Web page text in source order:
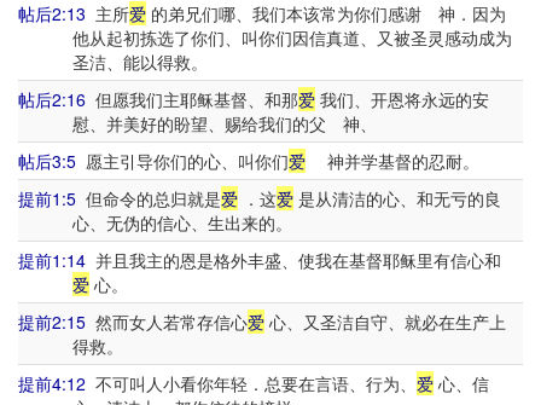
帖后2:13 主所爱 的弟兄们哪、我们本该常为你们感谢 神．因为
他从起初拣选了你们、叫你们因信真道、又被圣灵感动成为
圣洁、能以得救。
帖后2:16 但愿我们主耶稣基督、和那爱 我们、开恩将永远的安
慰、并美好的盼望、赐给我们的父 神、
帖后3:5 愿主引导你们的心、叫你们爱 神并学基督的忍耐。
提前1:5 但命令的总归就是爱 ．这爱 是从清洁的心、和无亏的良
心、无伪的信心、生出来的。
提前1:14 并且我主的恩是格外丰盛、使我在基督耶稣里有信心和
爱心。
提前2:15 然而女人若常存信心爱 心、又圣洁自守、就必在生产上
得救。
提前4:12 不可叫人小看你年轻．总要在言语、行为、 爱 心、信